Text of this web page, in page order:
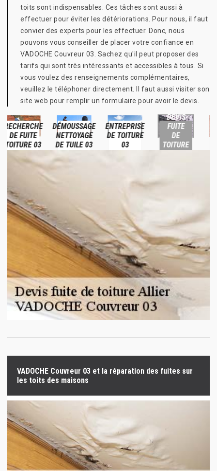
toits sont indispensables. Ces tâches sont aussi à
effectuer pour éviter les détériorations. Pour nous, il faut
convier des experts pour les effectuer. Donc, nous
pouvons vous conseiller de placer votre confiance en
VADOCHE Couvreur 03. Sachez qu'il peut proposer des
tarifs qui sont très intéressants et accessibles à tous. Si
vous voulez des renseignements complémentaires,
veuillez le téléphoner directement. Il faut aussi visiter son
site web pour remplir un formulaire pour avoir le devis.
DÉMOUSSAGE
NETTOYAGE
DE TUILE 03
ENTREPRISE
DE TOITURE
03
DEVIS
FUITE
DE
TOITURE
BÂCHAGE
DE
TOITURE
03
VADOCHE Couvreur 03 et la réparation des fuites sur
les toits des maisons